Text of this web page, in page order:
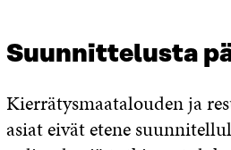
Suunnittelusta
Kierrätysmaatalouden ja
asiat eivät etene